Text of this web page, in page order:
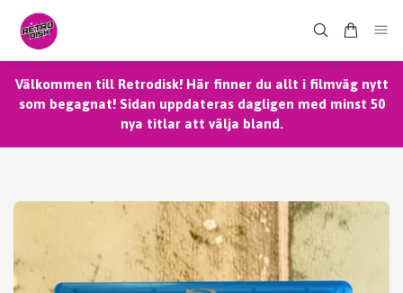
Välkommen till Retrodisk! Här finner du allt i filmväg nytt
som begagnat! Sidan uppdateras dagligen med minst 50
nya titlar att välja bland.